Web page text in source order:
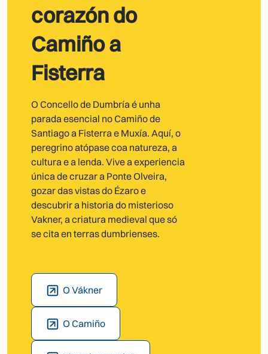
corazón do
Camiño a
Fisterra
O Concello de Dumbría é unha
parada esencial no Camiño de
Santiago a Fisterra e Muxía. Aquí, o
peregrino atópase coa natureza, a
cultura e a lenda. Vive a experiencia
única de cruzar a Ponte Olveira,
gozar das vistas do Ézaro e
descubrir a historia do misterioso
Vakner, a criatura medieval que só
se cita en terras dumbrienses.
O Vákner
O Camiño